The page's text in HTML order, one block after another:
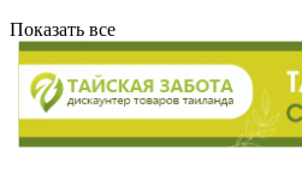
Показать все